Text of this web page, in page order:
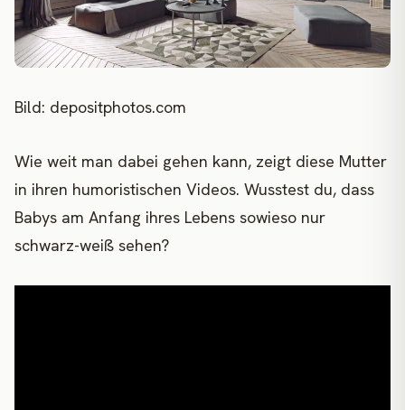
Bild: depositphotos.com
Wie weit man dabei gehen kann, zeigt diese Mutter
in ihren humoristischen Videos. Wusstest du, dass
Babys am Anfang ihres Lebens sowieso nur
schwarz-weiß sehen?